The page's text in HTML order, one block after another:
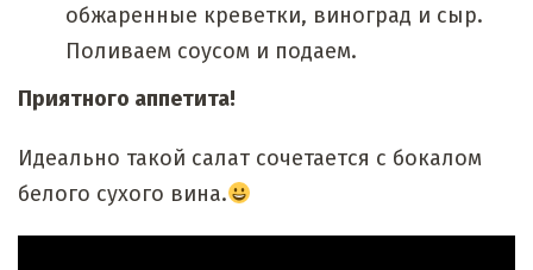
обжаренные креветки, виноград и сыр.
Поливаем соусом и подаем.
Приятного аппетита!
Идеально такой салат сочетается с бокалом
белого сухого вина.